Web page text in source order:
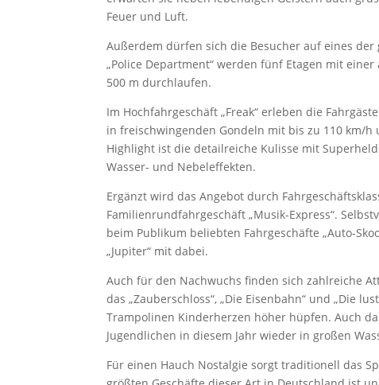
Feuer und Luft.
Außerdem dürfen sich die Besucher auf eines
„Police Department“ werden fünf Etagen mit
500 m durchlaufen.
Im Hochfahrgeschäft „Freak“ erleben die
in freischwingenden Gondeln mit bis zu 110 km/h
Highlight ist die detailreiche Kulisse mit
Wasser- und Nebeleffekten.
Ergänzt wird das Angebot durch
Familienrundfahrgeschäft „Musik-Express“.
beim Publikum beliebten Fahrgeschäfte „Auto-
„Jupiter“ mit dabei.
Auch für den Nachwuchs finden sich zahlreiche
das „Zauberschloss“, „Die Eisenbahn“ und „Die
Trampolinen Kinderherzen höher hüpfen. Auch
Jugendlichen in diesem Jahr wieder in großen
Für einen Hauch Nostalgie sorgt traditionell das